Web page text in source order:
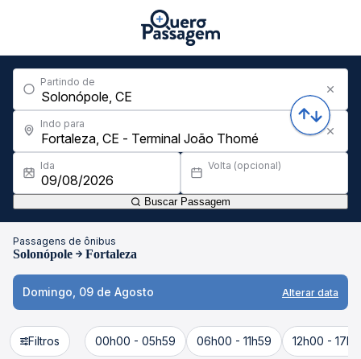
Partindo de
Indo para
Ida Volta (opcional)
Buscar Passagem
Passagens de ônibus
Solonópole Fortaleza
Domingo, 09 de Agosto Alterar data
Filtros 00h00 - 05h59 06h00 - 11h59 12h00 -